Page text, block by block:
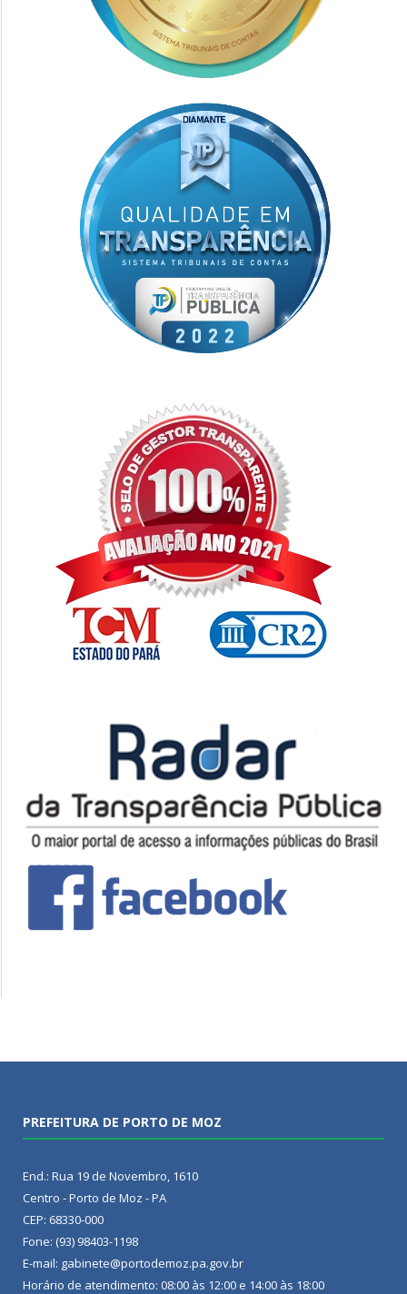
PREFEITURA DE PORTO DE MOZ
End.: Rua 19 de Novembro, 1610
Centro - Porto de Moz - PA
CEP: 68330-000
Fone: (93) 98403-1198
E-mail: gabinete@portodemoz.pa.gov.br
Horário de atendimento: 08:00 às 12:00 e 14:00 às 18:00